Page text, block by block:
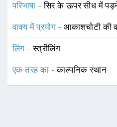
परिभाषा -सिर के ऊपर सीध में
वाक्य में प्रयोग -आकाशचोटी की
लिंग -स्त्रीलिंग
एक तरह का -काल्पनिक स्थान